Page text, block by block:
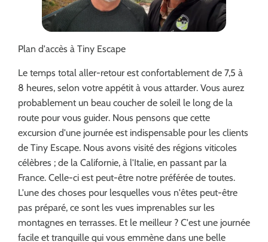
Plan d'accès à Tiny Escape
Le temps total aller-retour est confortablement de 7,5 à
8 heures, selon votre appétit à vous attarder. Vous aurez
probablement un beau coucher de soleil le long de la
route pour vous guider. Nous pensons que cette
excursion d'une journée est indispensable pour les clients
de Tiny Escape. Nous avons visité des régions viticoles
célèbres ; de la Californie, à l'Italie, en passant par la
France. Celle-ci est peut-être notre préférée de toutes.
L'une des choses pour lesquelles vous n'êtes peut-être
pas préparé, ce sont les vues imprenables sur les
montagnes en terrasses. Et le meilleur ? C'est une journée
facile et tranquille qui vous emmène dans une belle